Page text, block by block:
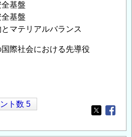
盤
盤
アルバランス
国際社会における先導役
ト数 5
Opens in